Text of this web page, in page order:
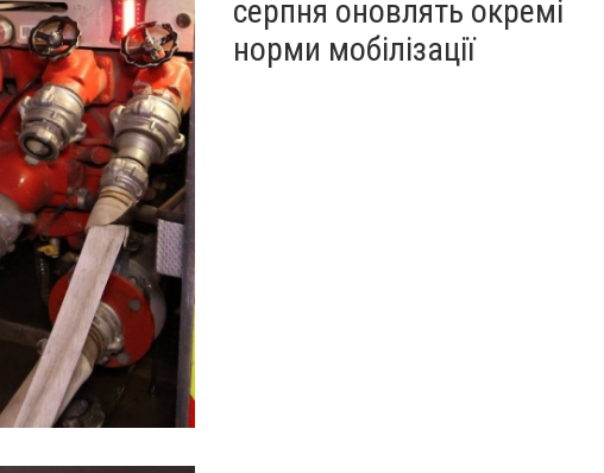
серпня оновлять окремі
норми мобілізації